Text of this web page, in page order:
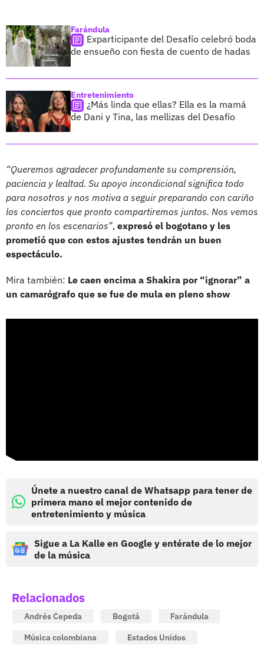
Farándula
Exparticipante del Desafío celebró boda
de ensueño con fiesta de cuento de hadas
Entretenimiento
¿Más linda que ellas? Ella es la mamá
de Dani y Tina, las mellizas del Desafío
“Queremos agradecer profundamente su comprensión,
paciencia y lealtad. Su apoyo incondicional significa todo
para nosotros y nos motiva a seguir preparando con cariño
los conciertos que pronto compartiremos juntos. Nos vemos
pronto en los escenarios”, expresó el bogotano y les
prometió que con estos ajustes tendrán un buen
espectáculo.
Mira también: Le caen encima a Shakira por “ignorar” a
un camarógrafo que se fue de mula en pleno show
Únete a nuestro canal de Whatsapp para tener de
primera mano el mejor contenido de
entretenimiento y música
Sigue a La Kalle en Google y entérate de lo mejor
de la música
Relacionados
Andrés Cepeda Bogotá
Farándula
Música colombiana
Estados Unidos